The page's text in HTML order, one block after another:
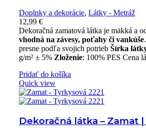
Doplnky a dekorácie, Látky - Metráž
12,99 €
Dekoračná zamatová látka je mäkká a
vhodná na závesy, poťahy či vankúše
presne podľa svojich potrieb Šírka
g/m² ± 5% Zloženie: 100% PES Cena
Pridať do košíka
Quick view
Dekoračná látka – Zamat